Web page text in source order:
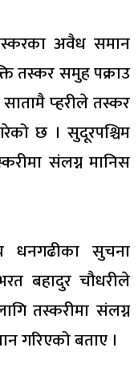
अवैध समान
तस्कर समुह पक्राउ
प्हरीले तस्कर
छ । सुदूरपश्चिम
संलग्न मानिस
धनगढीका सुचना
बहादुर चौधरीले
तस्करीमा संलग्न
गरिएको बताए ।